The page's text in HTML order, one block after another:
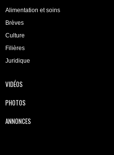
Alimentation et soins
Brèves
Culture
Filières
Juridique
VIDÉOS
PHOTOS
ANNONCES